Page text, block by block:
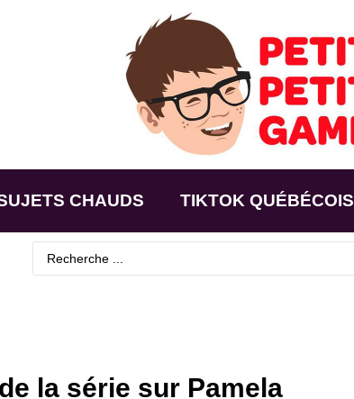
CHAUDS TIKTOK QUÉBÉCOIS
la série sur Pamela